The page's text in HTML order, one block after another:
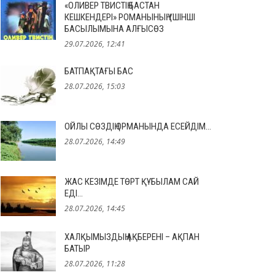
«ОЛИВЕР ТВИСТІҢ БАСТАН
КЕШКЕНДЕРІ» РОМАНЫНЫҢ ҮШІНШІ
БАСЫЛЫМЫНА АЛҒЫСӨЗ
29.07.2026, 12:41
БАТПАҚТАҒЫ БАС
28.07.2026, 15:03
ОЙЛЫ СӨЗДІҢ ОРМАНЫНДА ЕСЕЙДІМ…
28.07.2026, 14:49
ЖАС КЕЗІМДЕ ТӨРТ ҚҰБЫЛАМ САЙ
ЕДІ…
28.07.2026, 14:45
ХАЛҚЫМЫЗДЫҢ АҚБЕРЕНІ – АҚПАН
БАТЫР
28.07.2026, 11:28